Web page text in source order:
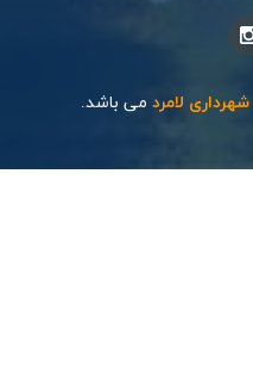
شهرداری لامرد می باشد.